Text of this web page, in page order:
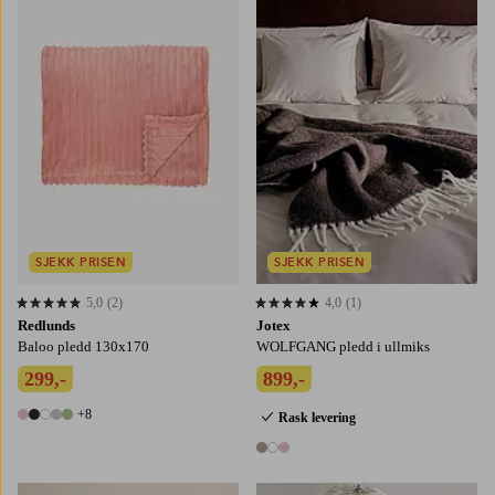
Redlunds
Baloo pledd 130x170
299,-
13 farger
+8
5,0 basert på 2 karaktergivninger
5,0 (2)
SJEKK PRISEN
Jotex
WOLFGANG pledd i ullmiks
899,-
Rask levering
3 farger
4,0 basert på 1 karaktergivninger
4,0 (1)
SJEKK PRISEN